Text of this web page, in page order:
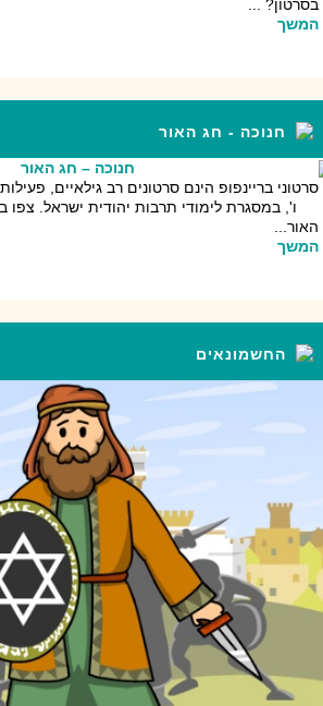
בסרטון? ...
המשך
חנוכה - חג האור
סרטוני בריינפופ הינם סרטונים רב גילאיים,
ו', במסגרת לימודי תרבות יהודית ישראל. צפו
האור...
המשך
החשמונאים